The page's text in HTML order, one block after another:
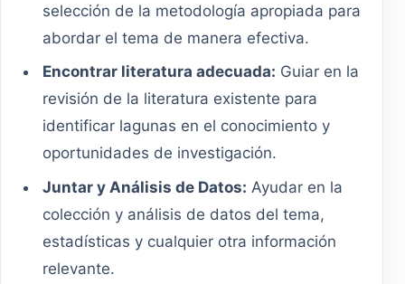
selección de la metodología apropiada para
abordar el tema de manera efectiva.
Encontrar literatura adecuada: Guiar en la
revisión de la literatura existente para
identificar lagunas en el conocimiento y
oportunidades de investigación.
Juntar y Análisis de Datos: Ayudar en la
colección y análisis de datos del tema,
estadísticas y cualquier otra información
relevante.